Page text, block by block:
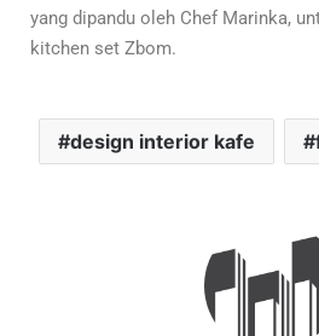
yang dipandu oleh Chef Marinka,
kitchen set Zbom.
design interior kafe